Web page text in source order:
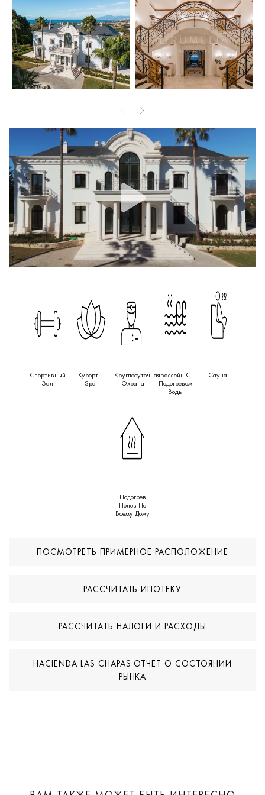
сьютов, каждый из которых имеет выход на частные террасы
с открытыми видами на окружающий ландшафт. Отдельный
уровень для отдыха дополняет дом тренажерным залом, спа-
зоной, винной комнатой и многофункциональными
пространствами для развлечений или отдыха.
террасы и частный бассейн, создавая спокойную атмосферу
для наслаждения средиземноморским образом жизни.
Парадная подъездная аллея и элегантный вход завершают
образ этого выдающегося особняка, идеально
расположенного рядом с пляжами, гольф-полями,
международными школами и превосходной инфраструктурой
восточной части Марбельи.
Спортивный
Зал
Курорт -
Spa
Круглосуточная
Охрана
Бассейн С
Подогревом
Воды
Сауна
Подогрев
Полов По
Всему Дому
ПОСМОТРЕТЬ ПРИМЕРНОЕ РАСПОЛОЖЕНИЕ
РАССЧИТАТЬ ИПОТЕКУ
РАССЧИТАТЬ НАЛОГИ И РАСХОДЫ
HACIENDA LAS CHAPAS ОТЧЕТ О СОСТОЯНИИ
РЫНКА